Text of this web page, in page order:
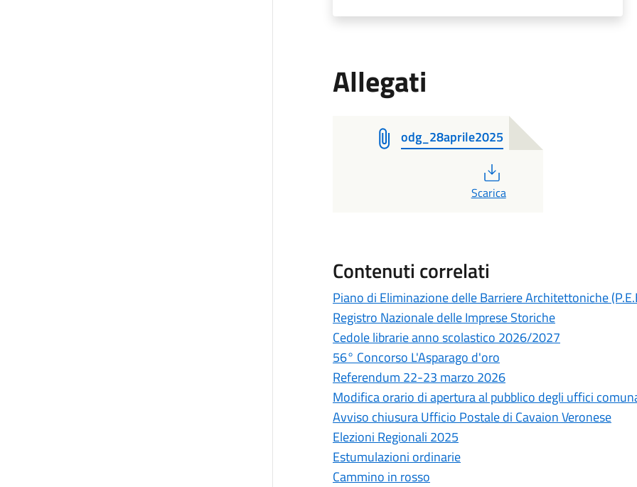
Allegati
odg_28aprile2025
Scarica
Contenuti correlati
Piano di Eliminazione delle Barriere Architettoniche
Registro Nazionale delle Imprese Storiche
Cedole librarie anno scolastico 2026/2027
56° Concorso L'Asparago d'oro
Referendum 22-23 marzo 2026
Modifica orario di apertura al pubblico degli uffici
Avviso chiusura Ufficio Postale di Cavaion Veronese
Elezioni Regionali 2025
Estumulazioni ordinarie
Cammino in rosso